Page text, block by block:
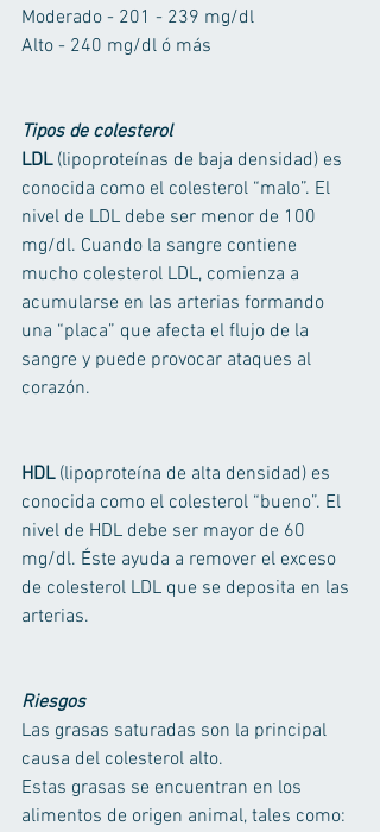
Moderado - 201 - 239 mg/dl
Alto - 240 mg/dl ó más
Tipos de colesterol
LDL (lipoproteínas de baja densidad) es
conocida como el colesterol “malo”. El
nivel de LDL debe ser menor de 100
mg/dl. Cuando la sangre contiene
mucho colesterol LDL, comienza a
acumularse en las arterias formando
una “placa” que afecta el flujo de la
sangre y puede provocar ataques al
corazón.
HDL (lipoproteína de alta densidad) es
conocida como el colesterol “bueno”. El
nivel de HDL debe ser mayor de 60
mg/dl. Éste ayuda a remover el exceso
de colesterol LDL que se deposita en las
arterias.
Riesgos
Las grasas saturadas son la principal
causa del colesterol alto.
Estas grasas se encuentran en los
alimentos de origen animal, tales como: